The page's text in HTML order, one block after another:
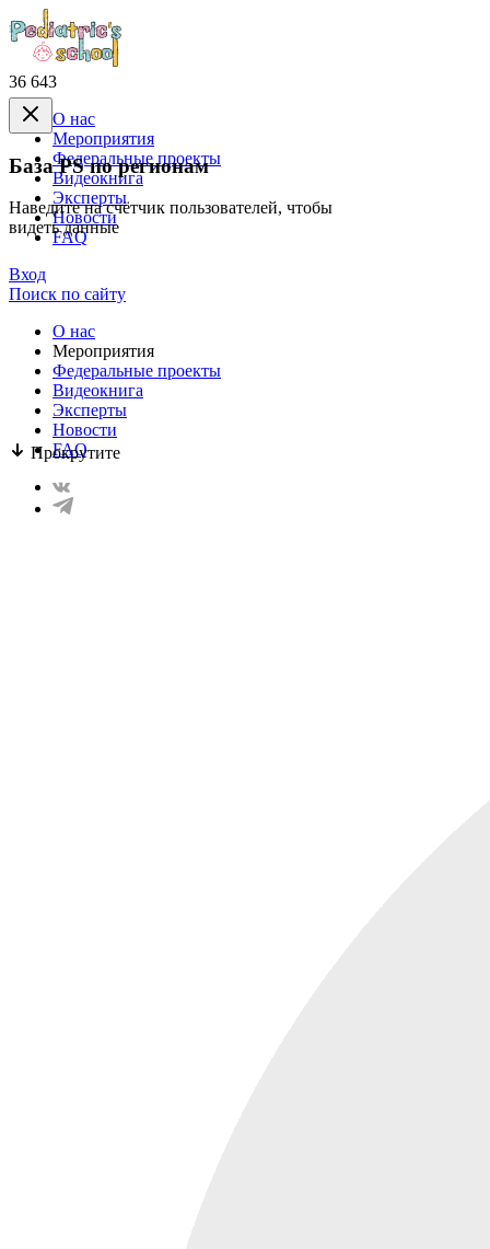
36 643
База PS по регионам
Наведите на счётчик пользователей, чтобы
видеть данные
Прокрутите
О нас
Mероприятия
Федеральные проекты
Видеокнига
Эксперты
Новости
FAQ
Вход
Поиск по сайту
О нас
Mероприятия
Федеральные проекты
Видеокнига
Эксперты
Новости
FAQ